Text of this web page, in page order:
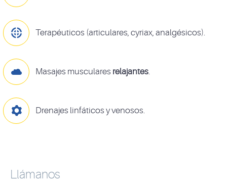
 Terapéuticos (articulares, cyriax, analgésicos).
 Masajes musculares relajantes.
 Drenajes linfáticos y venosos.
Llámanos